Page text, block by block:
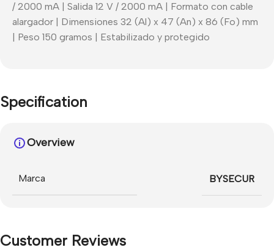
/ 2000 mA | Salida 12 V / 2000 mA | Formato con cable
alargador | Dimensiones 32 (Al) x 47 (An) x 86 (Fo) mm
| Peso 150 gramos | Estabilizado y protegido
Specification
Overview
Marca BYSECUR
Customer Reviews